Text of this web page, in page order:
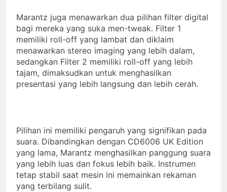
Marantz juga menawarkan dua pilihan filter digital
bagi mereka yang suka men-tweak. Filter 1
memiliki roll-off yang lambat dan diklaim
menawarkan stereo imaging yang lebih dalam,
sedangkan Filter 2 memiliki roll-off yang lebih
tajam, dimaksudkan untuk menghasilkan
presentasi yang lebih langsung dan lebih cerah.
Pilihan ini memiliki pengaruh yang signifikan pada
suara. Dibandingkan dengan CD6006 UK Edition
yang lama, Marantz menghasilkan panggung suara
yang lebih luas dan fokus lebih baik. Instrumen
tetap stabil saat mesin ini memainkan rekaman
yang terbilang sulit.